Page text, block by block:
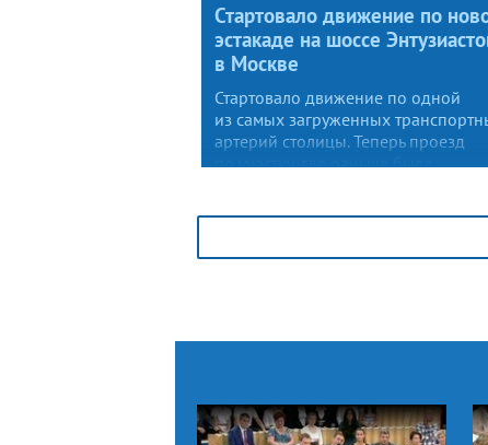
Стартовало движение по
эстакаде на шоссе
в Москве
Стартовало движение по одной
из самых загруженных
артерий столицы. Теперь проезд
по участку, где раньше была